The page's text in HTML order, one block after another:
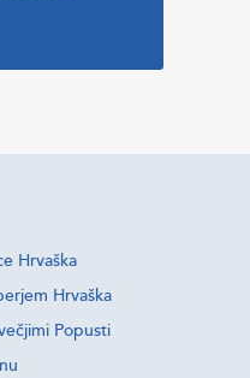
Hrvaška
Hrvaška
Popusti